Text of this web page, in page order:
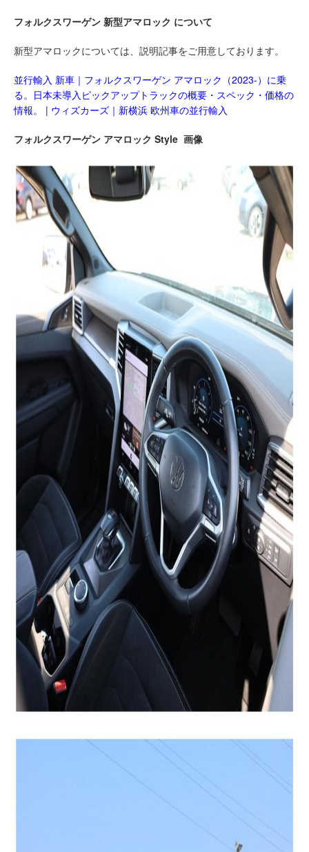
フォルクスワーゲン 新型アマロック について
新型アマロックについては、説明記事をご用意しております。
並行輸入 新車｜フォルクスワーゲン アマロック（2023-）に乗
る。日本未導入ピックアップトラックの概要・スペック・価格の
情報。 | ウィズカーズ｜新横浜 欧州車の並行輸入
フォルクスワーゲン アマロック Style 画像